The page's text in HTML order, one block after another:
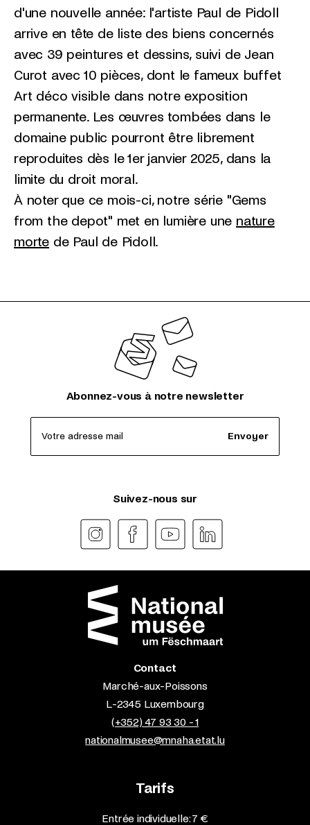
d'une nouvelle année: l'artiste Paul de Pidoll
arrive en tête de liste des biens concernés
avec 39 peintures et dessins, suivi de Jean
Curot avec 10 pièces, dont le fameux buffet
Art déco visible dans notre exposition
permanente. Les œuvres tombées dans le
domaine public pourront être librement
reproduites dès le 1er janvier 2025, dans la
limite du droit moral.
À noter que ce mois-ci, notre série "Gems
from the depot" met en lumière une nature
morte de Paul de Pidoll.
Abonnez-vous à notre newsletter
Votre adresse mail Envoyer
Suivez-nous sur
Contact
Marché-aux-Poissons
L-2345 Luxembourg
(+352) 47 93 30 - 1
nationalmusee@mnaha.etat.lu
Tarifs
Entrée individuelle: 7 €